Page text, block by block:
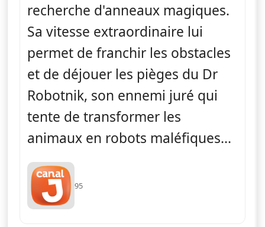
recherche d'anneaux magiques.
Sa vitesse extraordinaire lui
permet de franchir les obstacles
et de déjouer les pièges du Dr
Robotnik, son ennemi juré qui
tente de transformer les
animaux en robots maléfiques...
95